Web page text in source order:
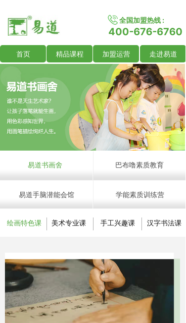
全国加盟热线 :
400-676-6760
首页 精品课程 加盟运营 走进易道
学能素质训练营
易道书画舍 巴布噜素质教育
易道手脑潜能会馆
绘画特色课 美术专业课 手工兴趣课 汉字书法课